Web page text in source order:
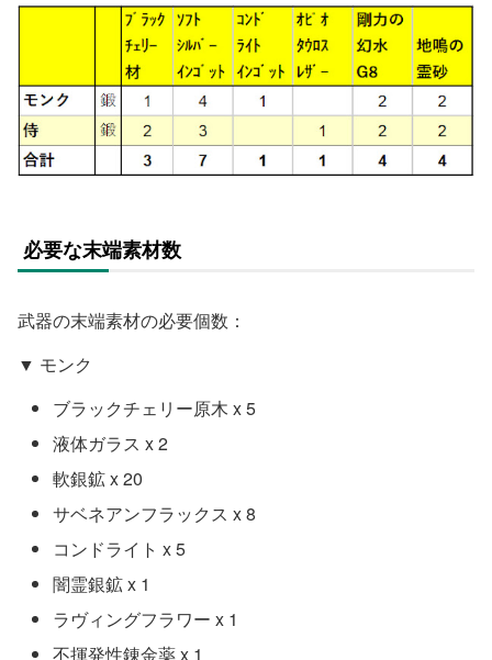
必要な末端素材数
武器の末端素材の必要個数：
▼ モンク
ブラックチェリー原木 x 5
液体ガラス x 2
軟銀鉱 x 20
サベネアンフラックス x 8
コンドライト x 5
闇霊銀鉱 x 1
ラヴィングフラワー x 1
不揮発性錬金薬 x 1